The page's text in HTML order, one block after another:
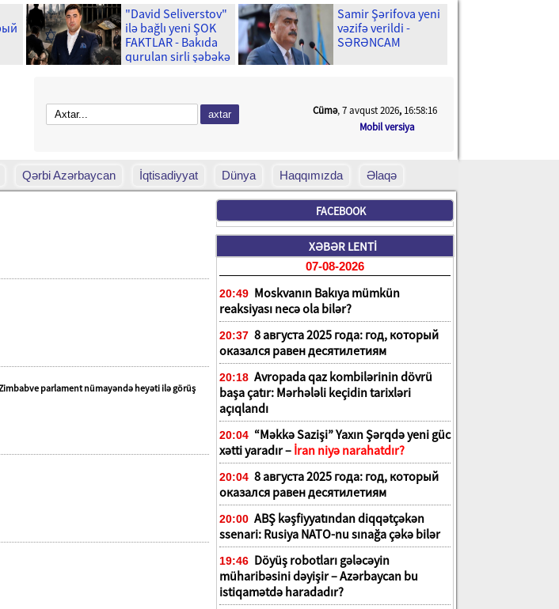
"David Seliverstov"
ilə bağlı yeni ŞOK
FAKTLAR - Bakıda
qurulan sirli şəbəkə
Samir Şərifova yeni
vəzifə verildi -
SƏRƏNCAM
Mobil versiya
Cümə, 7 avqust 2026, 16:58:17
Qərbi Azərbaycan İqtisadiyyat Dünya Haqqımızda Əlaqə
parlament nümayəndə heyəti ilə görüş
FACEBOOK
XƏBƏR LENTİ
07-08-2026
20:49 Moskvanın Bakıya mümkün
reaksiyası necə ola bilər?
20:37 8 августа 2025 года: год, который
оказался равен десятилетиям
20:18 Avropada qaz kombilərinin dövrü
başa çatır: Mərhələli keçidin tarixləri
açıqlandı
20:04 “Məkkə Sazişi” Yaxın Şərqdə yeni güc
xətti yaradır – İran niyə narahatdır?
20:04 8 августа 2025 года: год, который
оказался равен десятилетиям
20:00 ABŞ kəşfiyyatından diqqətçəkən
ssenari: Rusiya NATO-nu sınağa çəkə bilər
19:46 Döyüş robotları gələcəyin
müharibəsini dəyişir – Azərbaycan bu
istiqamətdə haradadır?